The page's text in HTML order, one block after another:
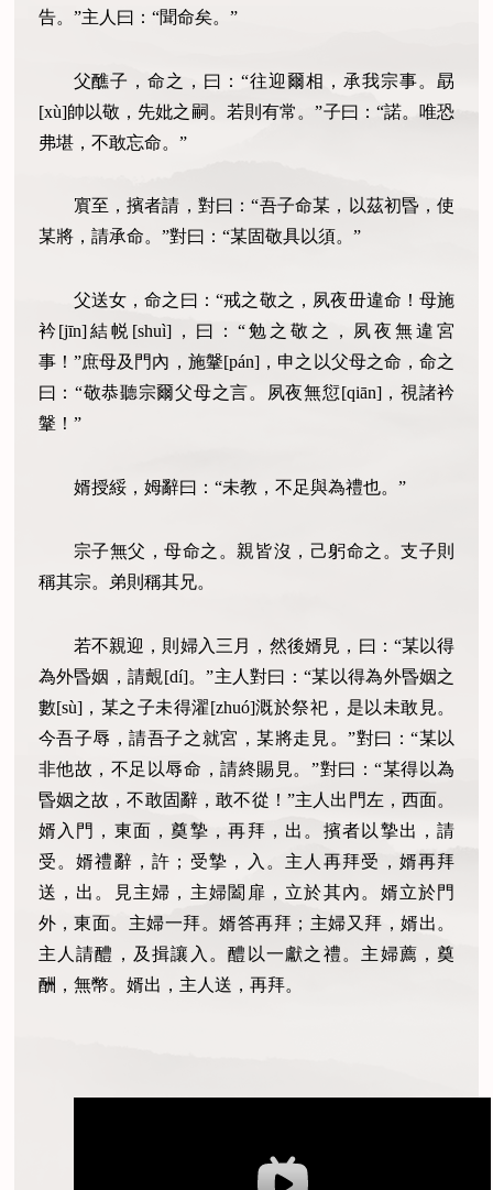
告。”主人曰：“聞命矣。”
父醮子，命之，曰：“往迎爾相，承我宗事。勗
[xù]帥以敬，先妣之嗣。若則有常。”子曰：“諾。唯恐
弗堪，不敢忘命。”
賔至，擯者請，對曰：“吾子命某，以茲初昬，使
某將，請承命。”對曰：“某固敬具以須。”
父送女，命之曰：“戒之敬之，夙夜毌違命！母施
衿[jīn]結帨[shuì]，曰：“勉之敬之，夙夜無違宮
事！”庶母及門內，施鞶[pán]，申之以父母之命，命之
曰：“敬恭聽宗爾父母之言。夙夜無愆[qiān]，視諸衿
鞶！”
婿授綏，姆辭曰：“未教，不足與為禮也。”
宗子無父，母命之。親皆沒，己躬命之。支子則
稱其宗。弟則稱其兄。
若不親迎，則婦入三月，然後婿見，曰：“某以得
為外昬姻，請覿[dí]。”主人對曰：“某以得為外昬姻之
數[sù]，某之子未得濯[zhuó]溉於祭祀，是以未敢見。
今吾子辱，請吾子之就宮，某將走見。”對曰：“某以
非他故，不足以辱命，請終賜見。”對曰：“某得以為
昬姻之故，不敢固辭，敢不從！”主人出門左，西面。
婿入門，東面，奠摯，再拜，出。擯者以摯出，請
受。婿禮辭，許；受摯，入。主人再拜受，婿再拜
送，出。見主婦，主婦闔扉，立於其內。婿立於門
外，東面。主婦一拜。婿答再拜；主婦又拜，婿出。
主人請醴，及揖讓入。醴以一獻之禮。主婦薦，奠
酬，無幣。婿出，主人送，再拜。